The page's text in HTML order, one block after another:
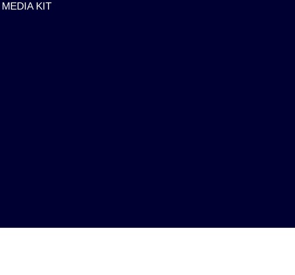
MEDIA KIT